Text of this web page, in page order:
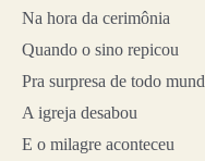
Na hora da cerimônia
Quando o sino repicou
Pra surpresa de todo
A igreja desabou
E o milagre aconteceu